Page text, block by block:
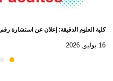
كلية العلوم الدقيقة: إعلان عن استشارة رقم 2026/07
16 يوليو, 2026